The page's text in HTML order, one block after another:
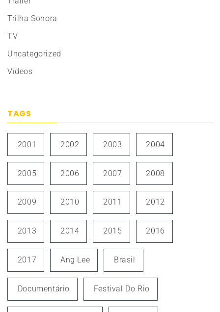
Trilha Sonora
TV
Uncategorized
Vídeos
TAGS
2001 2002 2003 2004
2005 2006 2007 2008
2009 2010 2011 2012
2013 2014 2015 2016
2017 Ang Lee Brasil
Documentário Festival Do Rio